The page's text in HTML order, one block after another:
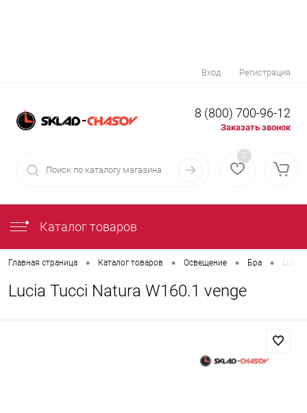
Вход Регистрация
8 (800) 700-96-12
Заказать звонок
0
Каталог товаров
Главная страница • Каталог товаров • Освещение • Бра • Lucia
Lucia Tucci Natura W160.1 venge